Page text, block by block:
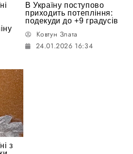
В Україну поступово
приходить потепління:
подекуди до +9 градусів
Ковтун Злата
24.01.2026 16:34
з